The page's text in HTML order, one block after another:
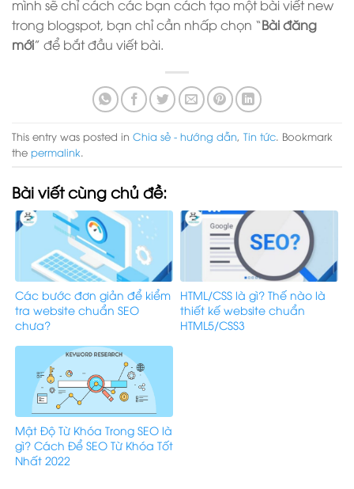
mình sẽ chỉ cách các bạn cách tạo một bài viết new
trong blogspot, bạn chỉ cần nhấp chọn “Bài đăng
mới” để bắt đầu viết bài.
This entry was posted in Chia sẻ - hướng dẫn, Tin tức. Bookmark
the permalink.
Bài viết cùng chủ đề:
Các bước đơn giản để kiểm
tra website chuẩn SEO
chưa?
HTML/CSS là gì? Thế nào là
thiết kế website chuẩn
HTML5/CSS3
Mật Độ Từ Khóa Trong SEO là
gì? Cách Để SEO Từ Khóa Tốt
Nhất 2022